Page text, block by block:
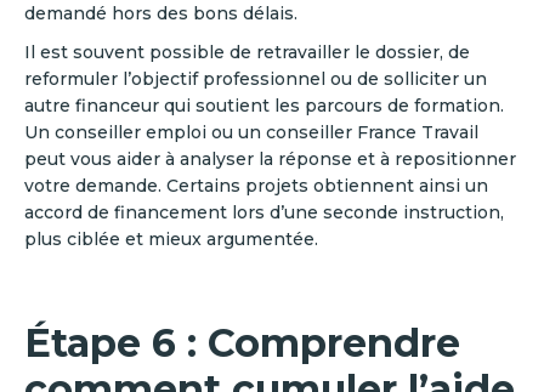
demandé hors des bons délais.
Il est souvent possible de retravailler le dossier, de
reformuler l’objectif professionnel ou de solliciter un
autre financeur qui soutient les parcours de formation.
Un conseiller emploi ou un conseiller France Travail
peut vous aider à analyser la réponse et à repositionner
votre demande. Certains projets obtiennent ainsi un
accord de financement lors d’une seconde instruction,
plus ciblée et mieux argumentée.
Étape 6 : Comprendre